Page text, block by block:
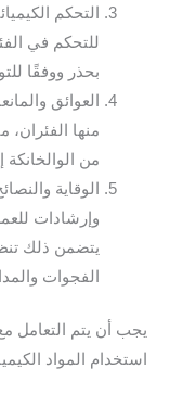
التحكم
للتحكم في
بحذر ووفقًا
العوائق
منها الفئران،
من
الوقاية
وإرشادات
يتضمن ذلك
الفجوات
يجب أن يتم التعامل
استخدام المواد